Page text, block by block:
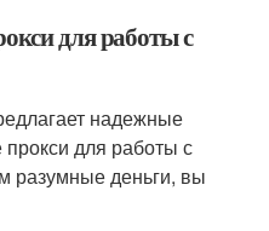
для работы с
надежные
для работы с
разумные деньги, вы